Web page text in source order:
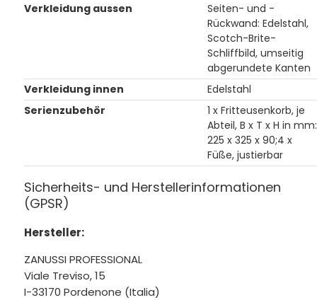
Verkleidung aussen
Seiten- und -
Rückwand: Edelstahl,
Scotch-Brite-
Schliffbild, umseitig
abgerundete Kanten
Verkleidung innen
Edelstahl
Serienzubehör
1 x Fritteusenkorb, je
Abteil, B x T x H in mm:
225 x 325 x 90;4 x
Füße, justierbar
Sicherheits- und Herstellerinformationen
(GPSR)
Hersteller:
ZANUSSI PROFESSIONAL
Viale Treviso, 15
I-33170 Pordenone (Italia)